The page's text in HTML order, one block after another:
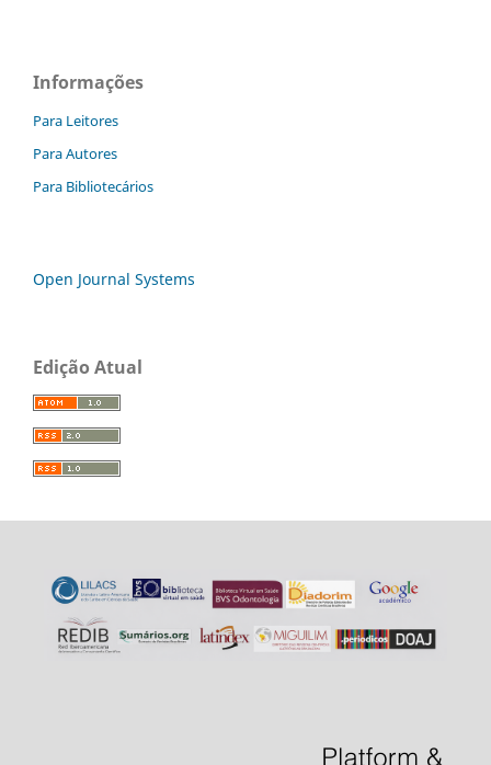
Informações
Para Leitores
Para Autores
Para Bibliotecários
Open Journal Systems
Edição Atual